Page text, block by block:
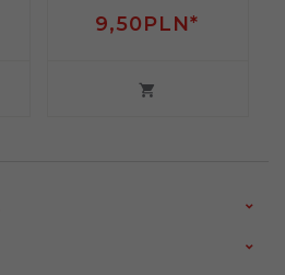
9,50PLN*